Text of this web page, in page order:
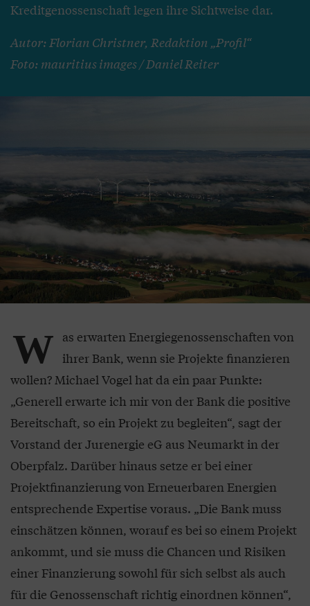
Kreditgenossenschaft legen ihre Sichtweise dar.
Autor: Florian Christner, Redaktion „Profil“
Foto: mauritius images / Daniel Reiter
W as erwarten Energiegenossenschaften von
ihrer Bank, wenn sie Projekte finanzieren
wollen? Michael Vogel hat da ein paar Punkte:
„Generell erwarte ich mir von der Bank die positive
Bereitschaft, so ein Projekt zu begleiten“, sagt der
Vorstand der Jurenergie eG aus Neumarkt in der
Oberpfalz. Darüber hinaus setze er bei einer
Projektfinanzierung von Erneuerbaren Energien
entsprechende Expertise voraus. „Die Bank muss
einschätzen können, worauf es bei so einem Projekt
ankommt, und sie muss die Chancen und Risiken
einer Finanzierung sowohl für sich selbst als auch
für die Genossenschaft richtig einordnen können“,